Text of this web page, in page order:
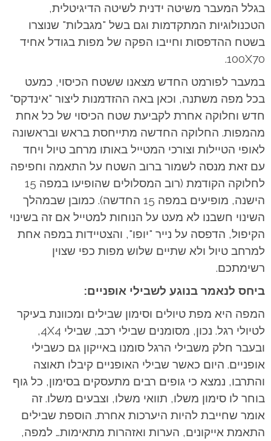
בגלל המעבר משיטה ידנית לשיטה הדיגיטלית,
הטכנולוגיות המתקדמות וגם בשל "מגבלות" שנוצרו
בשטח ההדפסות וחייבו הפקה של מפות בגודל אחיד
100X70.
במעבר לפורמט החדש מצאנו ששטח הכיסוי, כמעט
בכל מפה משתנה, וכאן באה ההזדמנות ליצור "אינדקס"
חדש וחלוקה אחרת לקביעת שטח הכיסוי של כל אחת
מהמפות. החלוקה החדשה מתייחסת בראש ובראשונה
לאופי הטיילות וצורכי המטייל באותו מרחב טיול ויחד
עם זאת מנסה לשמור ברוב השטח על התאמה וחפיפה
לחלוקה הקודמת (רוב המסלולים שהופיעו במפה 15
הישנה, מופיעים במפה 15 החדשה). כמובן שבמהלך
השינוי חשבנו לא מעט על הנוחות למטייל אם זה בשינוי
הקיפול, הדפסה על נייר "יופו", והצטיידות במפה אחת
למרחב טיול ולא שתיים שלוש מפות כפי שצוין
רשימתכם.
ביחס לנאמר בנוגע לשבילי אופניים:
המפה היא מפת טיולים וסימון שבילים ומכוונת בעיקר
לטיולי רגל. נכון, מסומנים שבילי רכב, שבילי 4X4,
ובעבר חלק משבילי הרגל סומנו באייקון גם כשבילי
אופניים. היום כאשר שבילי האופניים קיבלו תאוצה
והתרבו, נמצא כי גופים רבים מתעסקים בסימון, כל גוף
בוחר לו סימון משלו, תוואי משלו, וצבעים משלו. זה
אומר שחייבת להיות היערכות אחרת. הוספת שבילים
התאמת אייקונים, הערות ואזהרות מתאימות… למפה,